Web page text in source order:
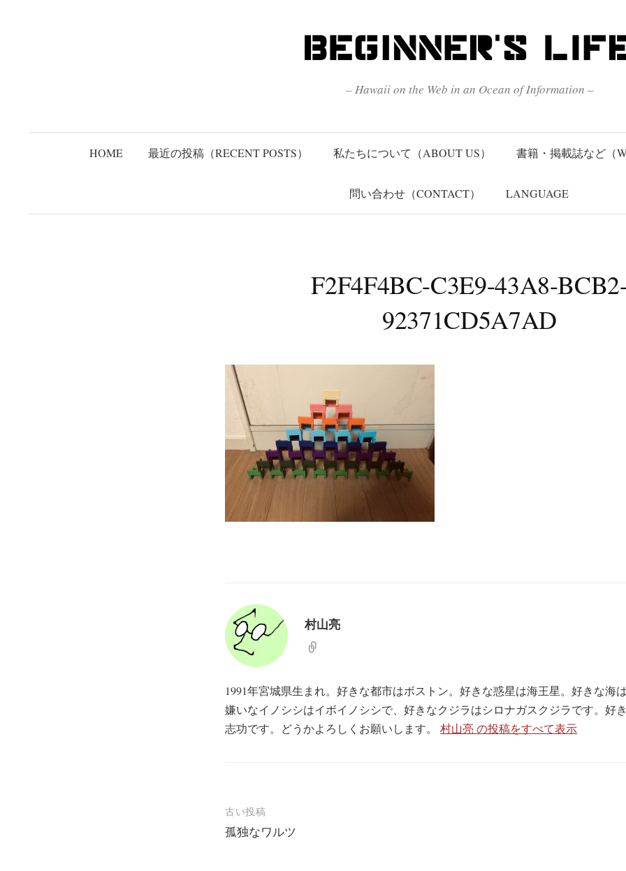
– Hawaii on the Web in an Ocean of Information –
HOME 最近の投稿（RECENT POSTS） 私たちについて（ABOUT US） 書籍・掲載誌など（
問い合わせ（CONTACT） LANGUAGE
F2F4F4BC-C3E9-43A8-
92371CD5A7AD
村山亮
1991年宮城県生まれ。好きな都市はボストン。好きな惑星は海王星。好きな海
嫌いなイノシシはイボイノシシで、好きなクジラはシロナガスクジラです。好
志功です。どうかよろしくお願いします。 村山亮 の投稿をすべて表示
投
稿
古い投稿
孤独なワルツ